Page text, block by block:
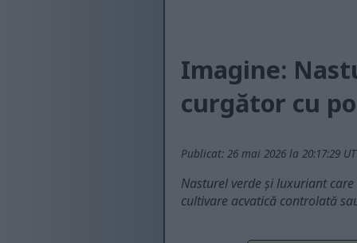
Imagine:
curgător cu
Publicat: 26 mai 2026 la 20:17:29
Nasturel verde și luxuriant
cultivare acvatică controlată